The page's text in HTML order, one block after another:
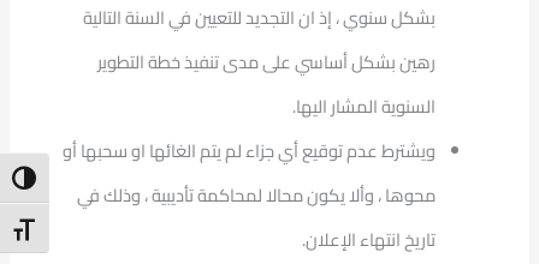
بشكل سنوي ، إذ ان التجديد للتعيين في السنة التالية
رهين بشكل أساسي على مدى تنفيذ خطة التطوير
السنوية المشار اليها.
ويشترط عدم توقيع أي جزاء لم يتم الغائها او سحبها أو
محوها ، وألا يكون محالا لمحاكمة تأديبية ، وذلك في
تاريخ انتهاء الإعلان.